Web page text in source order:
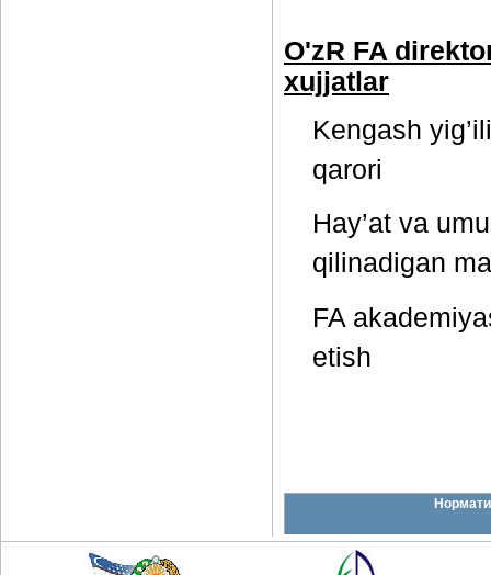
O'zR FA
xujjatlar
Kengash
qarori
Hay’at va
qilinadigan
FA
etish